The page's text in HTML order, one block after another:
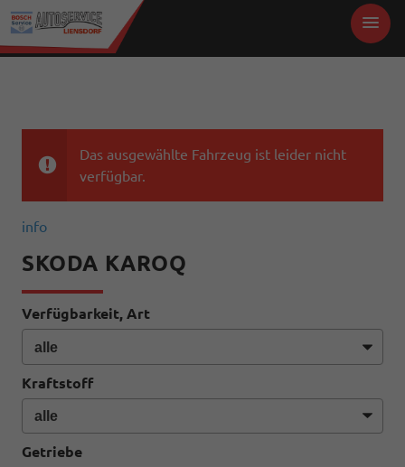
Das ausgewählte Fahrzeug ist leider nicht
verfügbar.
info
SKODA KAROQ
Verfügbarkeit, Art
Kraftstoff
Getriebe